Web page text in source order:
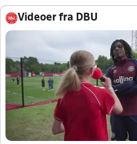
Videoer fra DBU